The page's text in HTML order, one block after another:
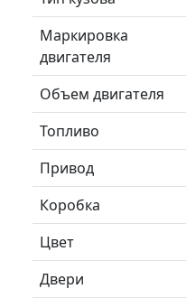
Маркировка
двигателя
Объем двигателя
Топливо
Привод
Коробка
Цвет
Двери